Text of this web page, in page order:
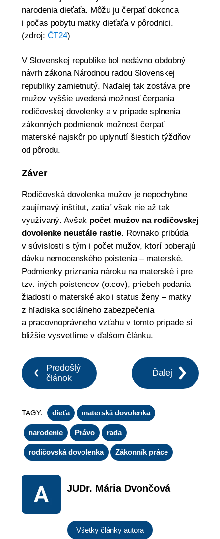
narodenia dieťaťa. Môžu ju čerpať dokonca
i počas pobytu matky dieťaťa v pôrodnici.
(zdroj: ČT24)
V Slovenskej republike bol nedávno obdobný
návrh zákona Národnou radou Slovenskej
republiky zamietnutý. Naďalej tak zostáva pre
mužov vyššie uvedená možnosť čerpania
rodičovskej dovolenky a v prípade splnenia
zákonných podmienok možnosť čerpať
materské najskôr po uplynutí šiestich týždňov
od pôrodu.
Záver
Rodičovská dovolenka mužov je nepochybne
zaujímavý inštitút, zatiaľ však nie až tak
využívaný. Avšak počet mužov na rodičovskej
dovolenke neustále rastie. Rovnako pribúda
v súvislosti s tým i počet mužov, ktorí poberajú
dávku nemocenského poistenia – materské.
Podmienky priznania nároku na materské i pre
tzv. iných poistencov (otcov), priebeh podania
žiadosti o materské ako i status ženy – matky
z hľadiska sociálneho zabezpečenia
a pracovnoprávneho vzťahu v tomto prípade si
bližšie vysvetlíme v ďalšom článku.
Predošlý
článok
Ďalej
TAGY: dieťa materská dovolenka
narodenie Právo rada
rodičovská dovolenka Zákonník práce
JUDr. Mária Dvončová
Všetky články autora